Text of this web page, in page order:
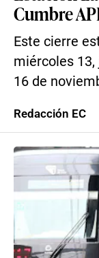
Cumbre
Este cierre
miércoles 13,
16 de
Redacción EC